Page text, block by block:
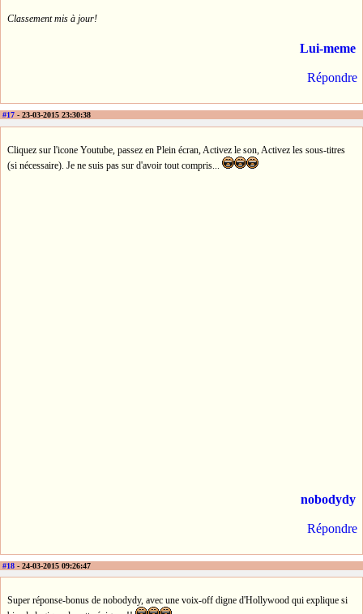
Classement mis à jour!
Lui-meme
Répondre
#17 - 23-03-2015 23:30:38
Cliquez sur l'icone Youtube, passez en Plein écran, Activez le son, Activez les sous-titres
(si nécessaire). Je ne suis pas sur d'avoir tout compris...
nobodydy
Répondre
#18 - 24-03-2015 09:26:47
Super réponse-bonus de nobodydy, avec une voix-off digne d'Hollywood qui explique si